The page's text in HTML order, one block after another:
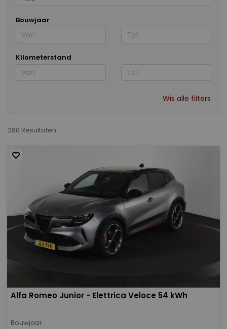
Bouwjaar
Kilometerstand
Wis alle filters
280 Resultaten
Alfa Romeo Junior - Elettrica Veloce 54 kWh
Bouwjaar